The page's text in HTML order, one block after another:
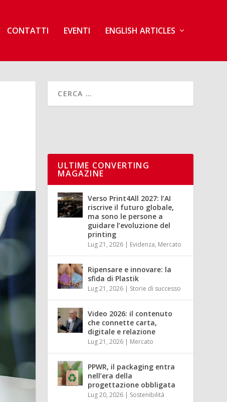
CONTATTI EVENTI ENGLISH ARTICLES
ULTIME CONVERTING
MAGAZINE
Verso Print4All 2027: l’AI
riscrive il futuro globale,
ma sono le persone a
guidare l’evoluzione del
printing
Lug 21, 2026 | Evidenza, Mercato
Ripensare e innovare: la
sfida di Plastik
Lug 21, 2026 | Storie di successo
Video 2026: il contenuto
che connette carta,
digitale e relazione
Lug 21, 2026 | Mercato
PPWR, il packaging entra
nell’era della
progettazione obbligata
Lug 20, 2026 | Sostenibilità